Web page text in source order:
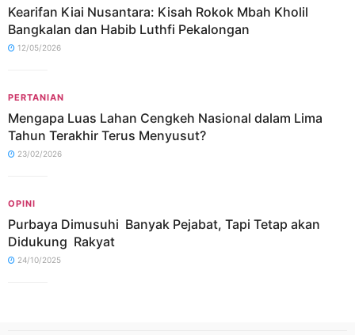
Kearifan Kiai Nusantara: Kisah Rokok Mbah Kholil
Bangkalan dan Habib Luthfi Pekalongan
12/05/2026
PERTANIAN
Mengapa Luas Lahan Cengkeh Nasional dalam Lima
Tahun Terakhir Terus Menyusut?
23/02/2026
OPINI
Purbaya Dimusuhi Banyak Pejabat, Tapi Tetap akan
Didukung Rakyat
24/10/2025